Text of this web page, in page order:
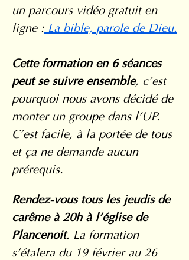
un parcours vidéo gratuit en
ligne : La bible, parole de Dieu.
Cette formation en 6 séances
peut se suivre ensemble, c’est
pourquoi nous avons décidé de
monter un groupe dans l’UP.
C’est facile, à la portée de tous
et ça ne demande aucun
prérequis.
Rendez-vous tous les jeudis de
carême à 20h à l’église de
Plancenoit. La formation
s’étalera du 19 février au 26